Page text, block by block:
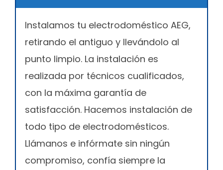
Instalamos tu electrodoméstico AEG,
retirando el antiguo y llevándolo al
punto limpio. La instalación es
realizada por técnicos cualificados,
con la máxima garantía de
satisfacción. Hacemos instalación de
todo tipo de electrodomésticos.
Llámanos e infórmate sin ningún
compromiso, confía siempre la